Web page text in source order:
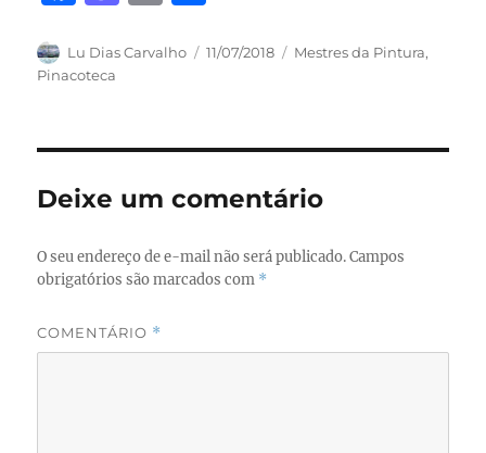
c
e
o
o
st
o
n
ai a
Autor
Lu Dias Carvalho
Publicado
11/07/2018 Categorias
Mestres da Pintura,
Pinacoteca
Deixe um comentário
O seu endereço de e-mail não será publicado. Campos
obrigatórios são marcados com *
COMENTÁRIO *